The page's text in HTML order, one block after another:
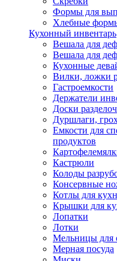
Формы для
Хлебные
Кухонный инвентарь
Вешала для
Вешала для
Кухонные
Вилки, ложки
Гастроемкости
Держатели
Доски
Дуршлаги,
Емкости для
продуктов
Кастрюли
Колоды
Консервные
Котлы для
Крышки для
Лопатки
Лотки
Мельницы для
Мерная посуда